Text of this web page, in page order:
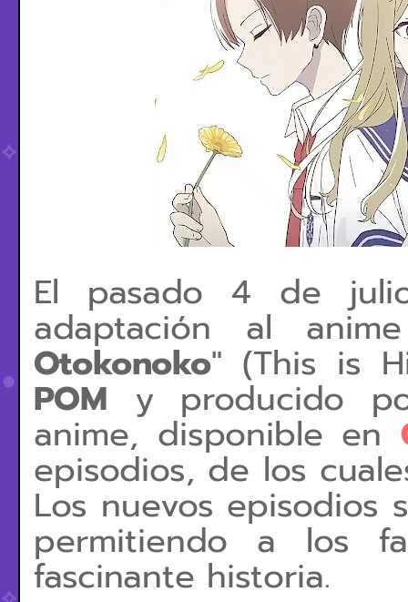
El pasado 4 de
adaptación al
Otokonoko" (This is
POM y producido
anime, disponible en
episodios, de los
Los nuevos episodios
permitiendo a los
fascinante historia.